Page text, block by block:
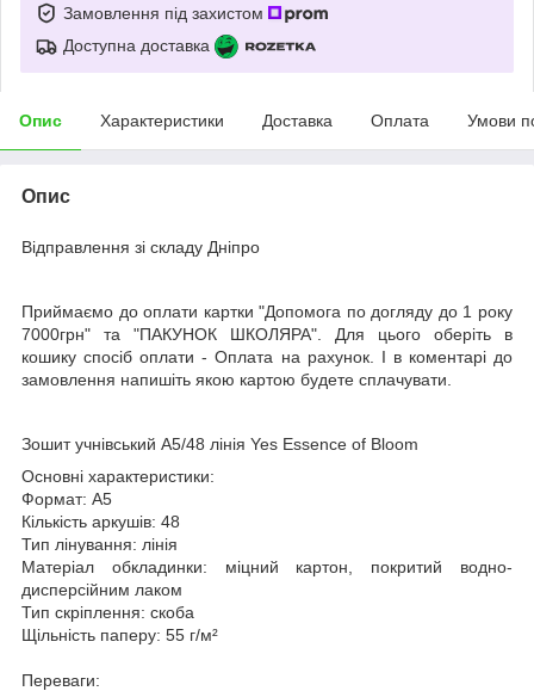
Замовлення під захистом
Доступна доставка
Опис Характеристики Доставка Оплата Умови
Опис
Відправлення зі складу Дніпро
Приймаємо до оплати картки "Допомога по догляду до 1 року
7000грн" та "ПАКУНОК ШКОЛЯРА". Для цього оберіть в
кошику спосіб оплати - Оплата на рахунок. І в коментарі до
замовлення напишіть якою картою будете сплачувати.
Зошит учнівський А5/48 лінія Yes Essence of Bloom
Основні характеристики:
Формат: А5
Кількість аркушів: 48
Тип лінування: лінія
Матеріал обкладинки: міцний картон, покритий водно-
дисперсійним лаком
Тип скріплення: скоба
Щільність паперу: 55 г/м²
Переваги: